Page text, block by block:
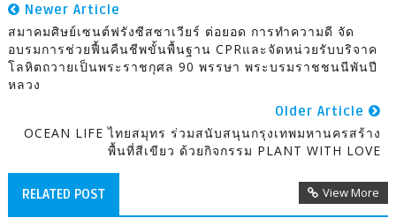
Newer Article
สมาคมศิษย์เซนต์ฟรังซีสซาเวียร์ ต่อยอด การทำความดี จัด
อบรมการช่วยฟื้นคืนชีพขั้นพื้นฐาน CPRและจัดหน่วยรับบริจาค
โลหิตถวายเป็นพระราชกุศล 90 พรรษา พระบรมราชชนนีพันปี
หลวง
Older Article
OCEAN LIFE ไทยสมุทร ร่วมสนับสนุนกรุงเทพมหานครสร้าง
พื้นที่สีเขียว ด้วยกิจกรรม PLANT WITH LOVE
RELATED POST View More